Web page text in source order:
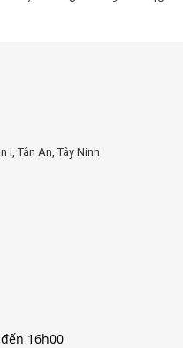
I, Tân An, Tây Ninh
16h00